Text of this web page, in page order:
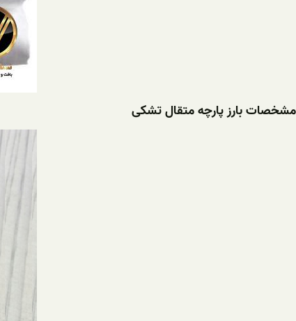
مشخصات بارز پارچه متقال تشکی